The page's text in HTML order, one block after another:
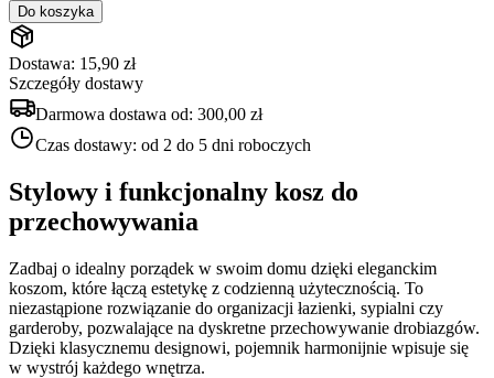
Do koszyka
Dostawa: 15,90 zł
Szczegóły dostawy
Darmowa dostawa od: 300,00 zł
Czas dostawy: od 2 do 5 dni roboczych
Stylowy i funkcjonalny kosz do
przechowywania
Zadbaj o idealny porządek w swoim domu dzięki eleganckim
koszom, które łączą estetykę z codzienną użytecznością. To
niezastąpione rozwiązanie do organizacji łazienki, sypialni czy
garderoby, pozwalające na dyskretne przechowywanie drobiazgów.
Dzięki klasycznemu designowi, pojemnik harmonijnie wpisuje się
w wystrój każdego wnętrza.